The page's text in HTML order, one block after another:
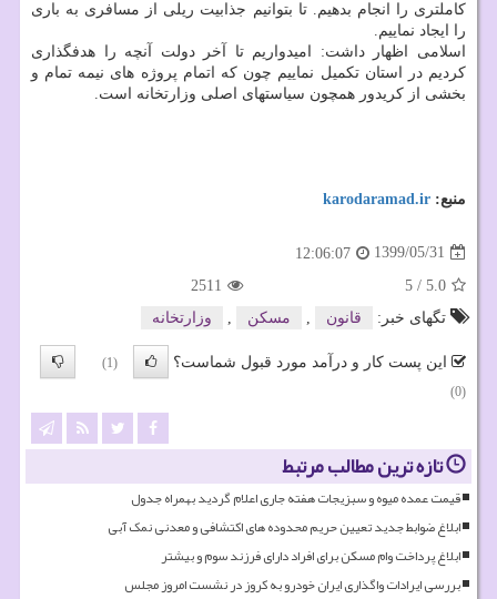
کاملتری را انجام بدهیم. تا بتوانیم جذابیت ریلی از مسافری به باری
را ایجاد نماییم.
اسلامی اظهار داشت: امیدواریم تا آخر دولت آنچه را هدفگذاری
کردیم در استان تکمیل نماییم چون که اتمام پروژه های نیمه تمام و
بخشی از کریدور همچون سیاستهای اصلی وزارتخانه است.
منبع: karodaramad.ir
1399/05/31
12:06:07
5.0
/
5
2511
تگهای خبر:
قانون , مسكن , وزارتخانه
این پست کار و درآمد مورد قبول شماست؟
(1)
(0)
تازه ترین مطالب مرتبط
قیمت عمده میوه و سبزیجات هفته جاری اعلام گردید بهمراه جدول
ابلاغ ضوابط جدید تعیین حریم محدوده های اکتشافی و معدنی نمک آبی
ابلاغ پرداخت وام مسکن برای افراد دارای فرزند سوم و بیشتر
بررسی ایرادات واگذاری ایران خودرو به کروز در نشست امروز مجلس